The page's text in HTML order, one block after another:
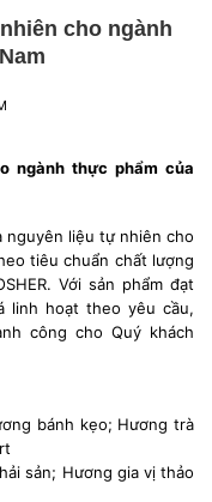
cho ngành
ngành thực phẩm của
nguyên liệu tự nhiên cho
tiêu chuẩn chất lượng
Với sản phẩm đạt
linh hoạt theo yêu cầu,
công cho Quý khách
bánh kẹo; Hương trà
sản; Hương gia vị thảo